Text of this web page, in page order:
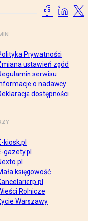
Prywatności
ustawień zgód
serwisu
o nadawcy
dostępności
kiosk.pl
gazety.pl
księgowość
Rolnicze
Warszawy